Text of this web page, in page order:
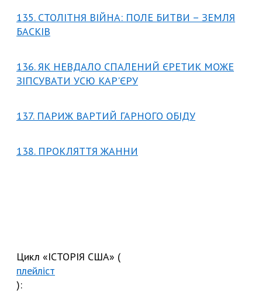
135. СТОЛІТНЯ ВІЙНА: ПОЛЕ БИТВИ – ЗЕМЛЯ
БАСКІВ
136. ЯК НЕВДАЛО СПАЛЕНИЙ ЄРЕТИК МОЖЕ
ЗІПСУВАТИ УСЮ КАР'ЄРУ
137. ПАРИЖ ВАРТИЙ ГАРНОГО ОБІДУ
138. ПРОКЛЯТТЯ ЖАННИ
Цикл «ІСТОРІЯ США» (
плейліст
):